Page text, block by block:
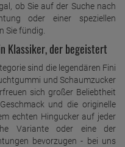
ob Sie auf der Suche nach
oder einer speziellen
Sie fündig.
Klassiker, der begeistert
sind die legendären Fini
und Schaumzucker
sich großer Beliebtheit
und die originelle
echten Hingucker auf jeder
Variante oder eine der
bevorzugen - bei uns